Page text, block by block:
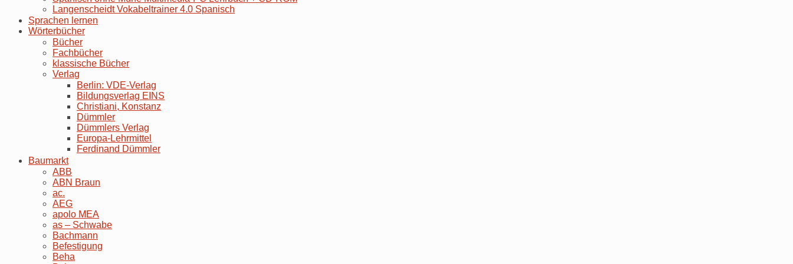
Langenscheidt Vokabeltrainer 4.0 Spanisch
Sprachen lernen
Wörterbücher
Bücher
Fachbücher
klassische Bücher
Verlag
Berlin: VDE-Verlag
Bildungsverlag EINS
Christiani, Konstanz
Dümmler
Dümmlers Verlag
Europa-Lehrmittel
Ferdinand Dümmler
Baumarkt
ABB
ABN Braun
ac.
AEG
apolo MEA
as – Schwabe
Bachmann
Befestigung
Beha